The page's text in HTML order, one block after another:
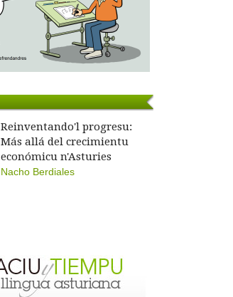
Reinventando'l progresu:
Más allá del crecimientu
económicu n'Asturies
Nacho Berdiales